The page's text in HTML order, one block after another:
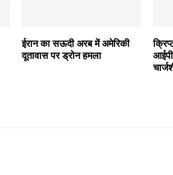
ईरान का सऊदी अरब में अमेरिकी
दूतावास पर ड्रोन हमला